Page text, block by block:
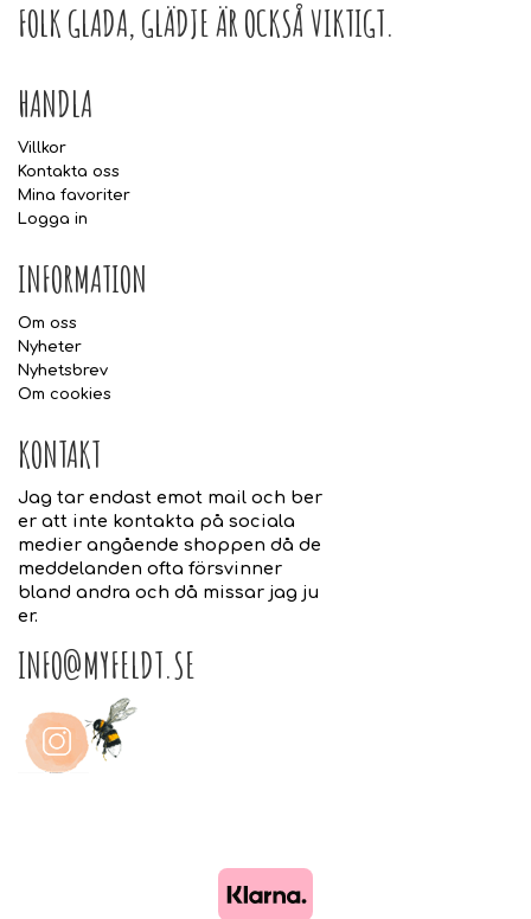
FOLK GLADA, GLÄDJE ÄR OCKSÅ VIKTIGT.
HANDLA
Villkor
Kontakta oss
Mina favoriter
Logga in
INFORMATION
Om oss
Nyheter
Nyhetsbrev
Om cookies
KONTAKT
Jag tar endast emot mail och ber
er att inte kontakta på sociala
medier angående shoppen då de
meddelanden ofta försvinner
bland andra och då missar jag ju
er.
INFO@MYFELDT.SE